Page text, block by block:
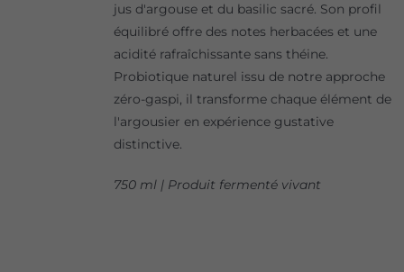
jus d'argouse et du basilic sacré. Son profil
équilibré offre des notes herbacées et une
acidité rafraîchissante sans théine.
Probiotique naturel issu de notre approche
zéro-gaspi, il transforme chaque élément de
l'argousier en expérience gustative
distinctive.
750 ml | Produit fermenté vivant